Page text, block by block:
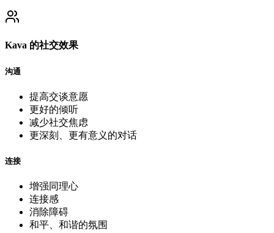
Kava 的社交效果
沟通
提高交谈意愿
更好的倾听
减少社交焦虑
更深刻、更有意义的对话
连接
增强同理心
连接感
消除障碍
和平、和谐的氛围